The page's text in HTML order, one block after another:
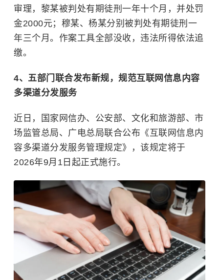
审理，黎某被判处有期徒刑一年十个月，并处罚
金2000元；穆某、杨某分别被判处有期徒刑一
年三个月。作案工具全部没收，违法所得依法追
缴。
4、 五部门联合发布新规 ， 规范互联网信息内容
多渠道分发服务
近日，国家网信办、公安部、文化和旅游部、市
场监管总局、广电总局联合公布《互联网信息内
容多渠道分发服务管理规定》，该规定将于
2026年9月1日起正式施行。